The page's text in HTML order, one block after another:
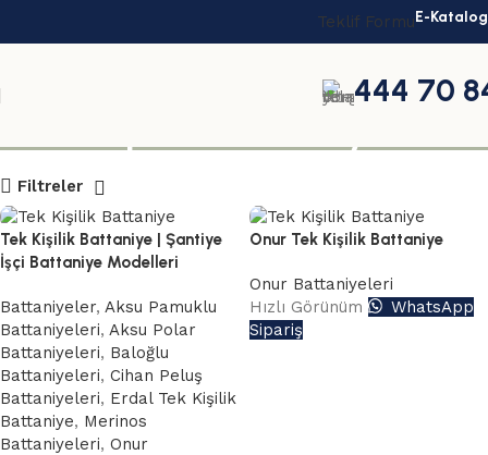
Teklif FormuE-Katalog
444 70
Filtreler
Tek Kişilik Battaniye | Şantiye
İşçi Battaniye Modelleri
Battaniyeler, Aksu Pamuklu
Battaniyeleri, Aksu Polar
Battaniyeleri, Baloğlu
Battaniyeleri, Cihan Peluş
Battaniyeleri, Erdal Tek Kişilik
Battaniye, Merinos
Battaniyeleri, Onur
Onur Tek Kişilik Battaniye
Onur Battaniyeleri
Hızlı Görünüm
WhatsApp
Sipariş